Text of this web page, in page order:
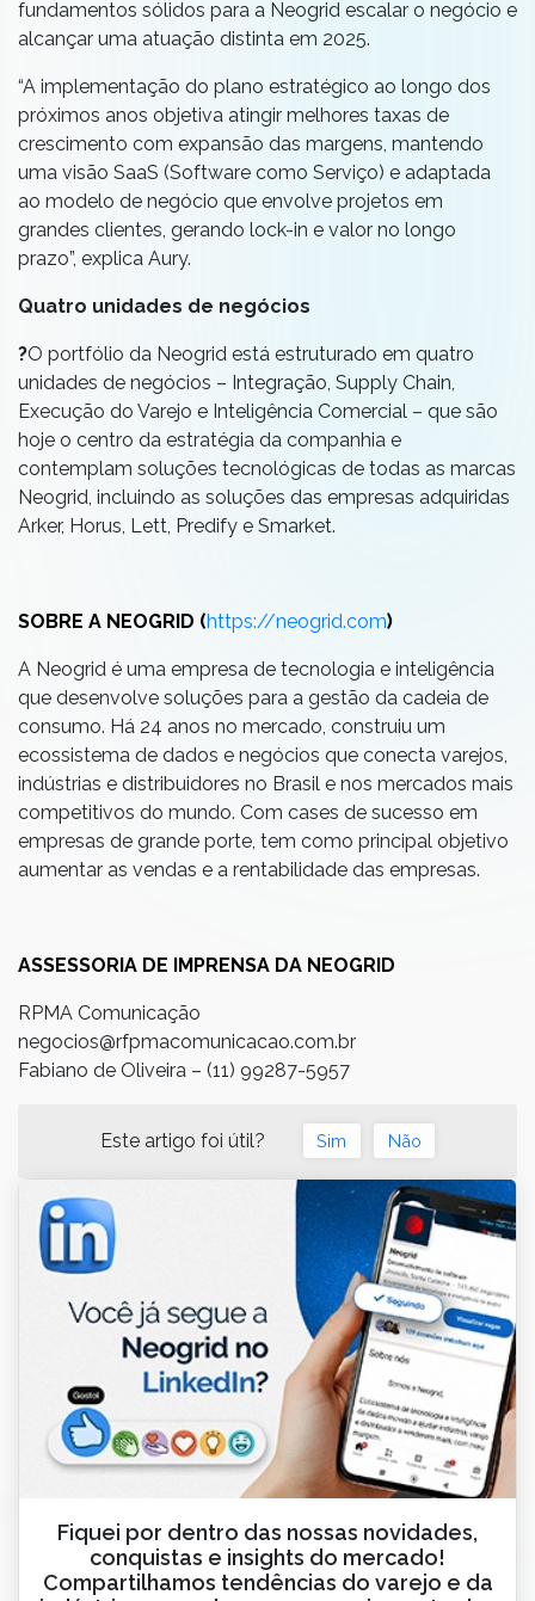
fundamentos sólidos para a Neogrid escalar o negócio e
alcançar uma atuação distinta em 2025.
“A implementação do plano estratégico ao longo dos
próximos anos objetiva atingir melhores taxas de
crescimento com expansão das margens, mantendo
uma visão SaaS (Software como Serviço) e adaptada
ao modelo de negócio que envolve projetos em
grandes clientes, gerando lock-in e valor no longo
prazo”, explica Aury.
Quatro unidades de negócios
?O portfólio da Neogrid está estruturado em quatro
unidades de negócios – Integração, Supply Chain,
Execução do Varejo e Inteligência Comercial – que são
hoje o centro da estratégia da companhia e
contemplam soluções tecnológicas de todas as marcas
Neogrid, incluindo as soluções das empresas adquiridas
Arker, Horus, Lett, Predify e Smarket.
SOBRE A NEOGRID (https://neogrid.com)
A Neogrid é uma empresa de tecnologia e inteligência
que desenvolve soluções para a gestão da cadeia de
consumo. Há 24 anos no mercado, construiu um
ecossistema de dados e negócios que conecta varejos,
indústrias e distribuidores no Brasil e nos mercados mais
competitivos do mundo. Com cases de sucesso em
empresas de grande porte, tem como principal objetivo
aumentar as vendas e a rentabilidade das empresas.
ASSESSORIA DE IMPRENSA DA NEOGRID
RPMA Comunicação
negocios@rfpmacomunicacao.com.br
Fabiano de Oliveira – (11) 99287-5957
Este artigo foi útil? Sim Não
Fiquei por dentro das nossas novidades,
conquistas e insights do mercado!
Compartilhamos tendências do varejo e da